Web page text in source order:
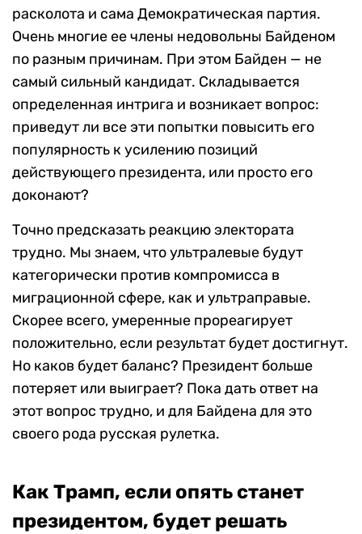
расколота и сама Демократическая партия.
Очень многие ее члены недовольны Байденом
по разным причинам. При этом Байден — не
самый сильный кандидат. Складывается
определенная интрига и возникает вопрос:
приведут ли все эти попытки повысить его
популярность к усилению позиций
действующего президента, или просто его
доконают?
Точно предсказать реакцию электората
трудно. Мы знаем, что ультралевые будут
категорически против компромисса в
миграционной сфере, как и ультраправые.
Скорее всего, умеренные прореагирует
положительно, если результат будет достигнут.
Но каков будет баланс? Президент больше
потеряет или выиграет? Пока дать ответ на
этот вопрос трудно, и для Байдена для это
своего рода русская рулетка.
Как Трамп, если опять станет
президентом, будет решать